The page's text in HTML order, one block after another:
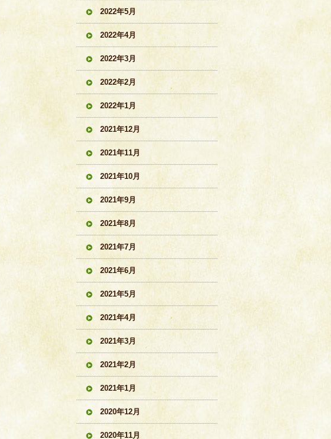
2022年5月
2022年4月
2022年3月
2022年2月
2022年1月
2021年12月
2021年11月
2021年10月
2021年9月
2021年8月
2021年7月
2021年6月
2021年5月
2021年4月
2021年3月
2021年2月
2021年1月
2020年12月
2020年11月